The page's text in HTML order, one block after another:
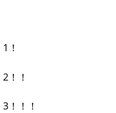
1！
2！！
3！！！